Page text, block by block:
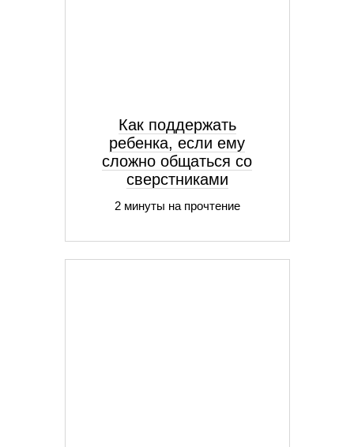
Как поддержать
ребенка, если ему
сложно общаться со
сверстниками
2 минуты на прочтение